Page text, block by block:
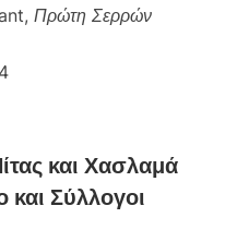
Πρώτη Σερρών
και Χασλαμά
και Σύλλογοι